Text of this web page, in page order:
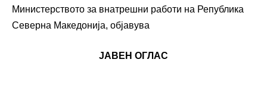
Министерството за внатрешни работи на Република
Северна Македонија, објавува
ЈАВЕН ОГЛАС